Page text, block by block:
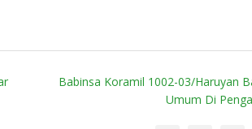
Babinsa Koramil 1002-03/Haruyan
Umum Di